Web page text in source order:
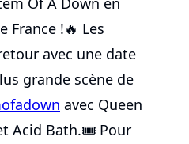
France !🔥 Les
avec une date
grande scène de
avec Queen
Acid Bath.🎟️ Pour